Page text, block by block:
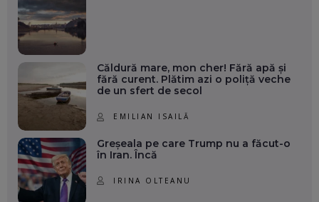
Căldură mare, mon cher! Fără apă și
fără curent. Plătim azi o poliță veche
de un sfert de secol
EMILIAN ISAILĂ
Greșeala pe care Trump nu a făcut-o
în Iran. Încă
IRINA OLTEANU